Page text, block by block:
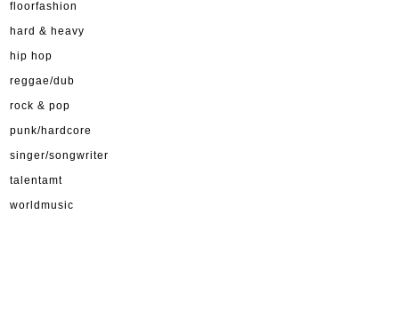
floorfashion
hard & heavy
hip hop
reggae/dub
rock & pop
punk/hardcore
singer/songwriter
talentamt
worldmusic